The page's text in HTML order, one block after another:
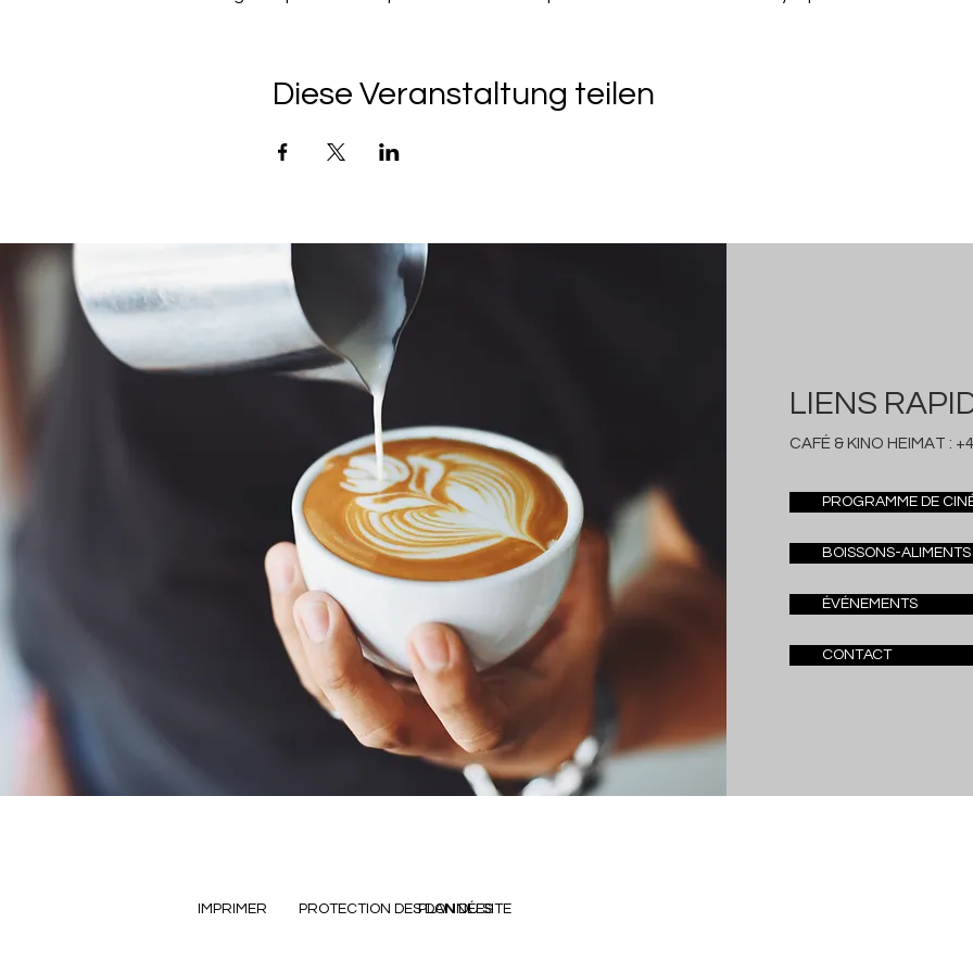
Diese Veranstaltung teilen
LIENS
CAFÉ & KINO HEIMAT :
PROGRAMME DE
BOISSONS-ALIMENTS
ÉVÉNEMENTS
CONTACT
IMPRIMER PROTECTION DES DONNÉES
PLAN DU SITE